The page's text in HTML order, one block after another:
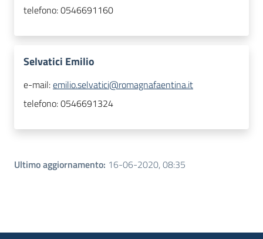
telefono:0546691160
Selvatici Emilio
e-mail:emilio.selvatici@romagnafaentina.it
telefono:0546691324
Ultimo aggiornamento: 16-06-2020, 08:35